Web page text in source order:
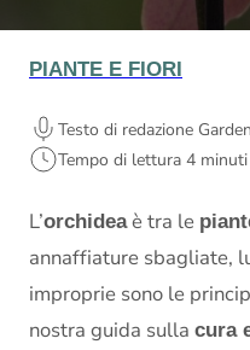
PIANTE E FIORI
Testo di redazione
Tempo di lettura 4 minuti
L’orchideaè tra le
annaffiature sbagliate,
improprie sono le
nostra guida sulla cura